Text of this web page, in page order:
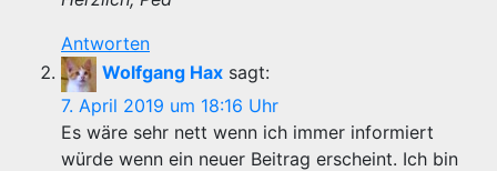
Antworten
Wolfgang Hax sagt:
7. April 2019 um 18:16 Uhr
Es wäre sehr nett wenn ich immer informiert
würde wenn ein neuer Beitrag erscheint. Ich bin